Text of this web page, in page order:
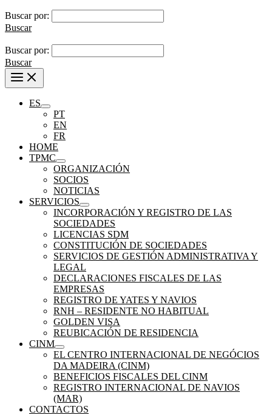
Buscar por:
Buscar
Buscar por:
Buscar
ES
PT
EN
FR
HOME
TPMC
ORGANIZACIÓN
SOCIOS
NOTICIAS
SERVICIOS
INCORPORACIÓN Y REGISTRO DE LAS
SOCIEDADES
LICENCIAS SDM
CONSTITUCIÓN DE SOCIEDADES
SERVICIOS DE GESTIÓN ADMINISTRATIVA Y
LEGAL
DECLARACIONES FISCALES DE LAS
EMPRESAS
REGISTRO DE YATES Y NAVIOS
RNH – RESIDENTE NO HABITUAL
GOLDEN VISA
REUBICACIÓN DE RESIDENCIA
CINM
EL CENTRO INTERNACIONAL DE NEGÓCIOS
DA MADEIRA (CINM)
BENEFICIOS FISCALES DEL CINM
REGISTRO INTERNACIONAL DE NAVIOS
(MAR)
CONTACTOS